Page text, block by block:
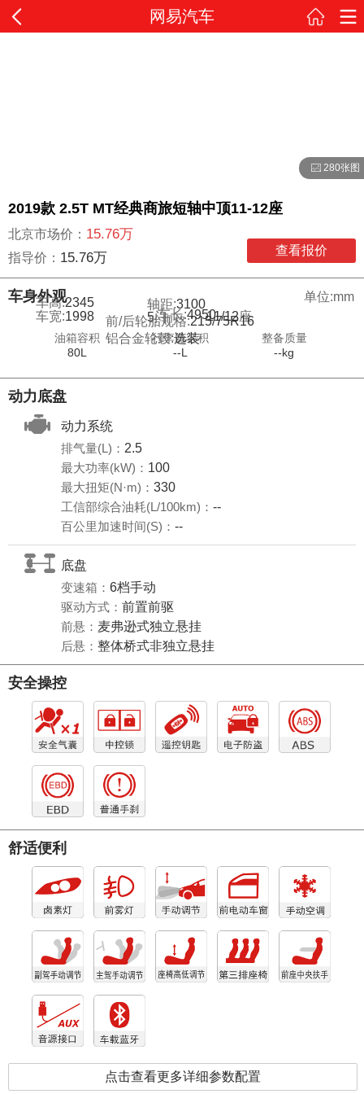
网易汽车
280张图
2019款 2.5T MT经典商旅短轴中顶11-12座
北京市场价： 15.76万
指导价： 15.76万 查看报价
车身外观
单位:mm
车长:4950
车宽:1998 11/12座
5门
车高:2345 轴距:3100
前/后轮胎规格:215/75R16
铝合金轮毂:选装
油箱容积
80L
行李舱容积
--L
整备质量
--kg
动力底盘
动力系统
排气量(L)： 2.5
最大功率(kW)： 100
最大扭矩(N·m)： 330
工信部综合油耗(L/100km)： --
百公里加速时间(S)： --
底盘
变速箱： 6档手动
驱动方式： 前置前驱
前悬： 麦弗逊式独立悬挂
后悬： 整体桥式非独立悬挂
安全操控
舒适便利
点击查看更多详细参数配置